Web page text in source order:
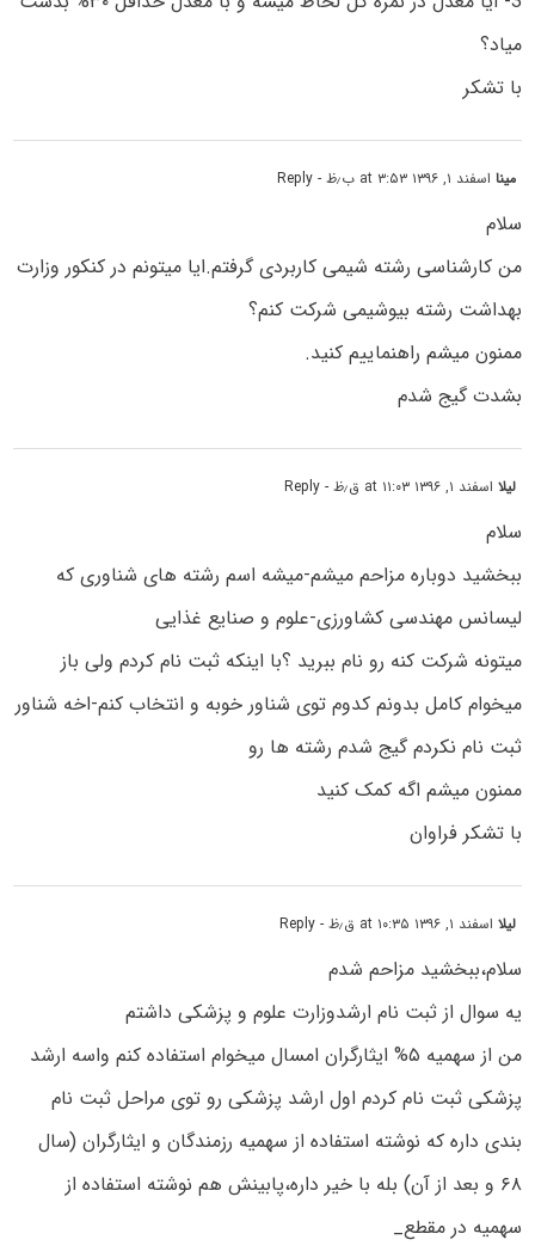
میاد؟
با تشکر
مینااسفند ۱, ۱۳۹۶ at ۳:۵۳ ب٫ظ - Reply
سلام
من کارشناسی رشته شیمی کاربردی گرفتم.ایا میتونم در کنکور وزارت
بهداشت رشته بیوشیمی شرکت کنم؟
ممنون میشم راهنماییم کنید.
بشدت گیج شدم
لیلااسفند ۱, ۱۳۹۶ at ۱۱:۰۳ ق٫ظ - Reply
سلام
ببخشید دوباره مزاحم میشم-میشه اسم رشته های شناوری که
لیسانس مهندسی کشاورزی-علوم و صنایع غذایی
میتونه شرکت کنه رو نام ببرید ؟با اینکه ثبت نام کردم ولی باز
میخوام کامل بدونم کدوم توی شناور خوبه و انتخاب کنم-اخه شناور
ثبت نام نکردم گیج شدم رشته ها رو
ممنون میشم اگه کمک کنید
با تشکر فراوان
لیلااسفند ۱, ۱۳۹۶ at ۱۰:۳۵ ق٫ظ - Reply
سلام،ببخشید مزاحم شدم
یه سوال از ثبت نام ارشدوزارت علوم و پزشکی داشتم
من از سهمیه ۵% ایثارگران امسال میخوام استفاده کنم واسه ارشد
پزشکی ثبت نام کردم اول ارشد پزشکی رو توی مراحل ثبت نام
بندی داره که نوشته استفاده از سهمیه رزمندگان و ایثارگران (سال
۶۸ و بعد از آن) بله با خیر داره،پابینش هم نوشته استفاده از
سهمیه در مقطع_